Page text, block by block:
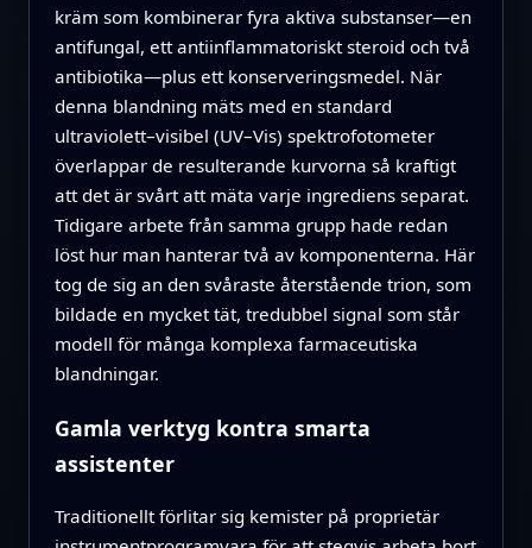
kräm som kombinerar fyra aktiva substanser—en
antifungal, ett antiinflammatoriskt steroid och två
antibiotika—plus ett konserveringsmedel. När
denna blandning mäts med en standard
ultraviolett–visibel (UV–Vis) spektrofotometer
överlappar de resulterande kurvorna så kraftigt
att det är svårt att mäta varje ingrediens separat.
Tidigare arbete från samma grupp hade redan
löst hur man hanterar två av komponenterna. Här
tog de sig an den svåraste återstående trion, som
bildade en mycket tät, tredubbel signal som står
modell för många komplexa farmaceutiska
blandningar.
Gamla verktyg kontra smarta
assistenter
Traditionellt förlitar sig kemister på proprietär